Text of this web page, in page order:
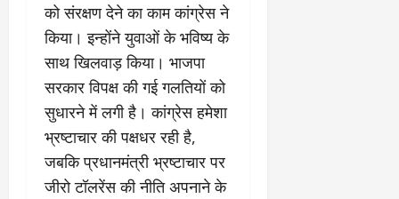
को संरक्षण देने का काम कांग्रेस ने
किया। इन्होंने युवाओं के भविष्य के
साथ खिलवाड़ किया। भाजपा
सरकार विपक्ष की गई गलतियों को
सुधारने में लगी है। कांग्रेस हमेशा
भ्रष्टाचार की पक्षधर रही है,
जबकि प्रधानमंत्री भ्रष्टाचार पर
जीरो टॉलरेंस की नीति अपनाने के